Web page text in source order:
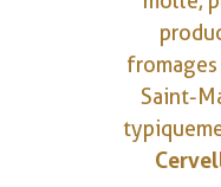
Saint-